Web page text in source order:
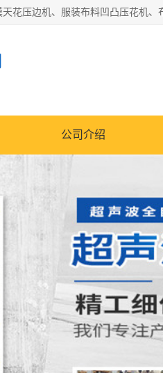
公司介绍